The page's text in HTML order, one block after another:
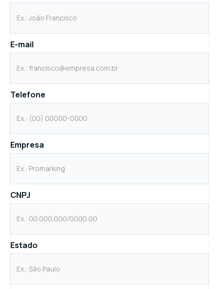
E-mail
Telefone
Empresa
CNPJ
Estado